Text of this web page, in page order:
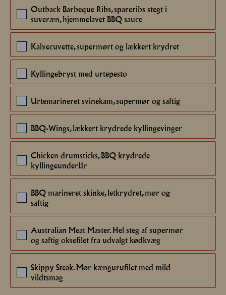
Outback Barbeque Ribs, spareribs stegt i
suveræn, hjemmelavet BBQ sauce
Kalvecuvette, supermørt og lækkert krydret
Kyllingebryst med urtepesto
Urtemarineret svinekam, supermør og saftig
BBQ-Wings, lækkert krydrede kyllingevinger
Chicken drumsticks, BBQ krydrede
kyllingeunderlår
BBQ marineret skinke, letkrydret, mør og
saftig
Australian Meat Master. Hel steg af supermør
og saftig oksefilet fra udvalgt kødkvæg
Skippy Steak. Mør kængurufilet med mild
vildtsmag